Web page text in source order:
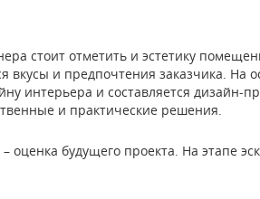
стоит отметить и эстетику
вкусы и предпочтения заказчика. На
интерьера и составляется дизайн-
и практические решения.
оценка будущего проекта. На этапе